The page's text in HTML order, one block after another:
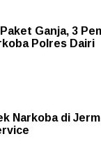
Paket Ganja, 3
Polres Dairi
Narkoba di